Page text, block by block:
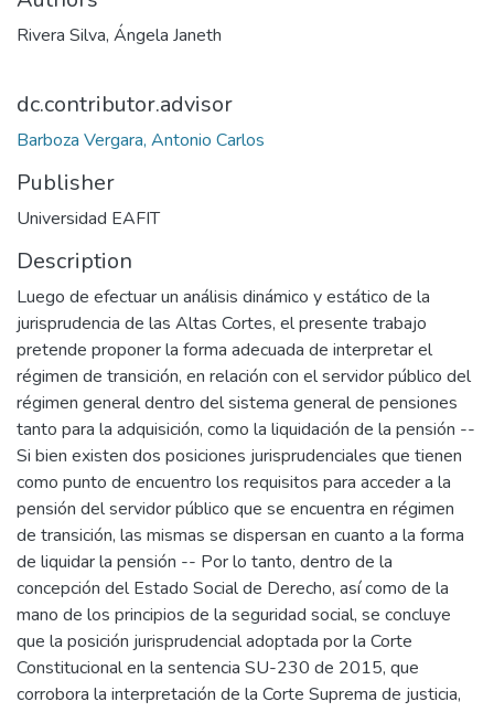
Rivera Silva, Ángela Janeth
dc.contributor.advisor
Barboza Vergara, Antonio Carlos
Publisher
Universidad EAFIT
Description
Luego de efectuar un análisis dinámico y estático de la
jurisprudencia de las Altas Cortes, el presente trabajo
pretende proponer la forma adecuada de interpretar el
régimen de transición, en relación con el servidor público del
régimen general dentro del sistema general de pensiones
tanto para la adquisición, como la liquidación de la pensión --
Si bien existen dos posiciones jurisprudenciales que tienen
como punto de encuentro los requisitos para acceder a la
pensión del servidor público que se encuentra en régimen
de transición, las mismas se dispersan en cuanto a la forma
de liquidar la pensión -- Por lo tanto, dentro de la
concepción del Estado Social de Derecho, así como de la
mano de los principios de la seguridad social, se concluye
que la posición jurisprudencial adoptada por la Corte
Constitucional en la sentencia SU-230 de 2015, que
corrobora la interpretación de la Corte Suprema de justicia,